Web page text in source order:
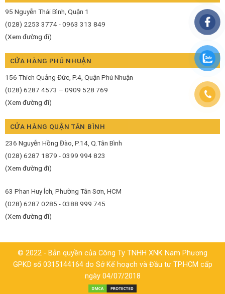
95 Nguyễn Thái Bình, Quận 1
(028) 2253 3774 - 0963 313 849
(Xem đường đi)
CỬA HÀNG PHÚ NHUẬN
156 Thích Quảng Đức, P.4, Quận Phú Nhuận
(028) 6287 4573 – 0909 528 769
(Xem đường đi)
CỬA HÀNG QUẬN TÂN BÌNH
236 Nguyễn Hồng Đào, P.14, Q.Tân Bình
(028) 6287 1879 - 0399 994 823
(Xem đường đi)
63 Phan Huy Ích, Phường Tân Sơn, HCM
(028) 6287 0285 - 0388 999 745
(Xem đường đi)
© 2022 - Bản quyền của Công Ty TNHH XNK Nam Phương
GPKD số 0315144164 do Sở Kế hoạch và Đầu tư TP.HCM cấp
ngày 04/07/2018